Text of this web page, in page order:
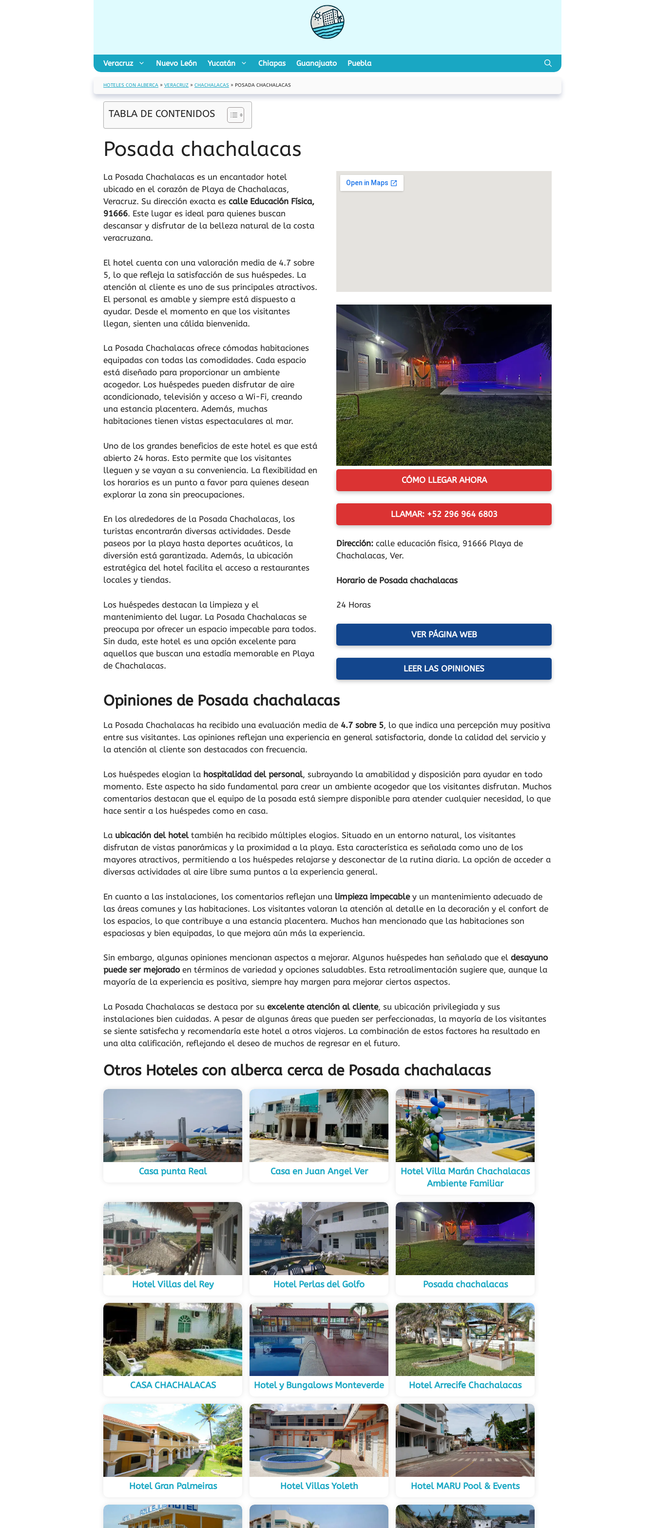
Veracruz Nuevo León Yucatán Chiapas Guanajuato Puebla
HOTELES CON ALBERCA » VERACRUZ » CHACHALACAS » POSADA CHACHALACAS
TABLA DE CONTENIDOS
Posada chachalacas
La Posada Chachalacas es un encantador hotel
ubicado en el corazón de Playa de Chachalacas,
Veracruz. Su dirección exacta es calle Educación Física,
91666. Este lugar es ideal para quienes buscan
descansar y disfrutar de la belleza natural de la costa
veracruzana.
El hotel cuenta con una valoración media de 4.7 sobre
5, lo que refleja la satisfacción de sus huéspedes. La
atención al cliente es uno de sus principales atractivos.
El personal es amable y siempre está dispuesto a
ayudar. Desde el momento en que los visitantes
llegan, sienten una cálida bienvenida.
La Posada Chachalacas ofrece cómodas habitaciones
equipadas con todas las comodidades. Cada espacio
está diseñado para proporcionar un ambiente
acogedor. Los huéspedes pueden disfrutar de aire
acondicionado, televisión y acceso a Wi-Fi, creando
una estancia placentera. Además, muchas
habitaciones tienen vistas espectaculares al mar.
Uno de los grandes beneficios de este hotel es que está
abierto 24 horas. Esto permite que los visitantes
lleguen y se vayan a su conveniencia. La flexibilidad en
los horarios es un punto a favor para quienes desean
explorar la zona sin preocupaciones.
En los alrededores de la Posada Chachalacas, los
turistas encontrarán diversas actividades. Desde
paseos por la playa hasta deportes acuáticos, la
diversión está garantizada. Además, la ubicación
estratégica del hotel facilita el acceso a restaurantes
locales y tiendas.
Los huéspedes destacan la limpieza y el
mantenimiento del lugar. La Posada Chachalacas se
preocupa por ofrecer un espacio impecable para todos.
Sin duda, este hotel es una opción excelente para
aquellos que buscan una estadía memorable en Playa
de Chachalacas.
CÓMO LLEGAR AHORA
LLAMAR: +52 296 964 6803
Dirección:calle educación física, 91666 Playa de
Chachalacas, Ver.
Horario de Posada chachalacas
24 Horas
VER PÁGINA WEB
LEER LAS OPINIONES
Opiniones de Posada chachalacas
La Posada Chachalacas ha recibido una evaluación media de 4.7 sobre 5, lo que indica una percepción muy positiva
entre sus visitantes. Las opiniones reflejan una experiencia en general satisfactoria, donde la calidad del servicio y
la atención al cliente son destacados con frecuencia.
Los huéspedes elogian la hospitalidad del personal, subrayando la amabilidad y disposición para ayudar en todo
momento. Este aspecto ha sido fundamental para crear un ambiente acogedor que los visitantes disfrutan. Muchos
comentarios destacan que el equipo de la posada está siempre disponible para atender cualquier necesidad, lo que
hace sentir a los huéspedes como en casa.
La ubicación del hoteltambién ha recibido múltiples elogios. Situado en un entorno natural, los visitantes
disfrutan de vistas panorámicas y la proximidad a la playa. Esta característica es señalada como uno de los
mayores atractivos, permitiendo a los huéspedes relajarse y desconectar de la rutina diaria. La opción de acceder a
diversas actividades al aire libre suma puntos a la experiencia general.
En cuanto a las instalaciones, los comentarios reflejan una limpieza impecabley un mantenimiento adecuado de
las áreas comunes y las habitaciones. Los visitantes valoran la atención al detalle en la decoración y el confort de
los espacios, lo que contribuye a una estancia placentera. Muchos han mencionado que las habitaciones son
espaciosas y bien equipadas, lo que mejora aún más la experiencia.
Sin embargo, algunas opiniones mencionan aspectos a mejorar. Algunos huéspedes han señalado que el desayuno
puede ser mejoradoen términos de variedad y opciones saludables. Esta retroalimentación sugiere que, aunque la
mayoría de la experiencia es positiva, siempre hay margen para mejorar ciertos aspectos.
La Posada Chachalacas se destaca por su excelente atención al cliente, su ubicación privilegiada y sus
instalaciones bien cuidadas. A pesar de algunas áreas que pueden ser perfeccionadas, la mayoría de los visitantes
se siente satisfecha y recomendaría este hotel a otros viajeros. La combinación de estos factores ha resultado en
una alta calificación, reflejando el deseo de muchos de regresar en el futuro.
Otros Hoteles con alberca cerca de Posada chachalacas
Casa punta Real Casa en Juan Angel Ver
Hotel Villa Marán Chachalacas
Ambiente Familiar
Hotel Villas del Rey Hotel Perlas del Golfo Posada chachalacas
CASA CHACHALACAS Hotel y Bungalows Monteverde Hotel Arrecife Chachalacas
Hotel Gran Palmeiras Hotel Villas Yoleth Hotel MARU Pool & Events